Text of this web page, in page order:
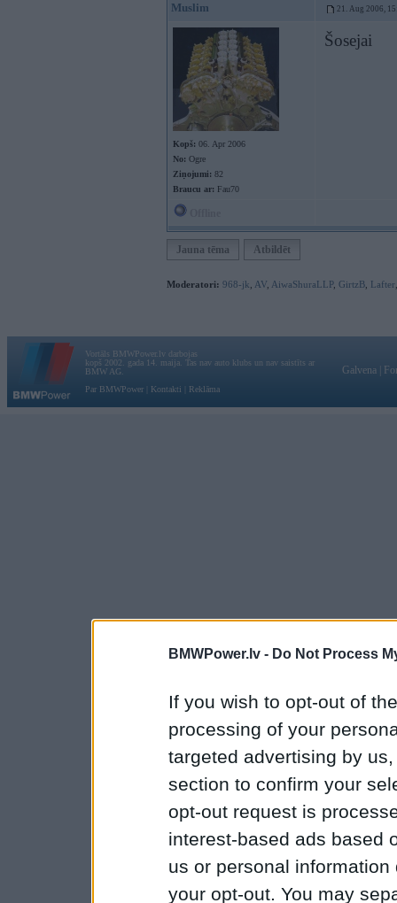
BMWPower.lv - Do Not Process
If you wish to opt-out of
processing of your
targeted advertising by
section to confirm your
opt-out request is
interest-based ads based
us or personal
your opt-out. You may
Muslim 21. Aug 2006,
Kopš: 06. Apr 2006
No: Ogre
Ziņojumi: 82
Braucu ar: Fau70
Šosejai
Jauna tēma Atbildēt
Moderatori: 968-jk AV AiwaShuraLLP, GirtzB Lafter
Vortāls BMWPower.lv darbojas
kopš 2002. gada 14. maija. Tas nav auto klubs un nav saistīts ar
BMW AG.
Par BMWPower
Kontakti Reklāma
Galvena